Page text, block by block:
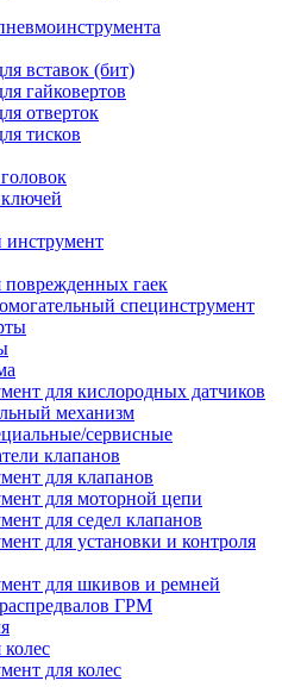
вставок (бит)
гайковертов
отверток
тисков
инструмент
поврежденных гаек
специнструмент
для кислородных датчиков
механизм
сервисные
клапанов
для клапанов
для моторной цепи
для седел клапанов
для установки и контроля
для шкивов и ремней
ГРМ
для колес